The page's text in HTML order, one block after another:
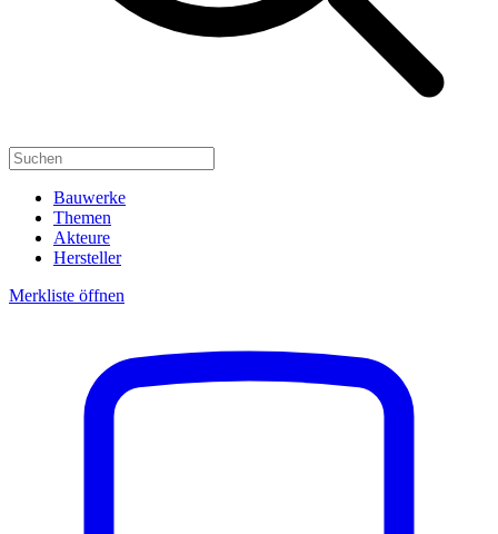
Bauwerke
Themen
Akteure
Hersteller
Merkliste öffnen